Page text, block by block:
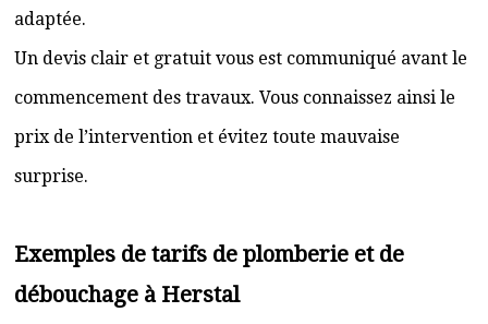
adaptée.
Un devis clair et gratuit vous est communiqué avant le
commencement des travaux. Vous connaissez ainsi le
prix de l’intervention et évitez toute mauvaise
surprise.
Exemples de tarifs de plomberie et de
débouchage à Herstal